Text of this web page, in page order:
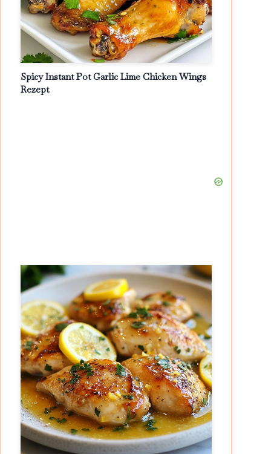
Spicy Instant Pot Garlic Lime Chicken Wings
Rezept